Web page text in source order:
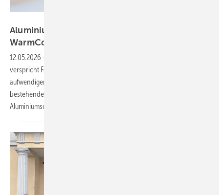
Aluminium trifft PVC: Kömmerling launcht
WarmCore-Plattform
12.05.2026 -
verspricht Fensterbauern eine vereinfachte Fertigung: Statt
aufwendiger Aluminiumverarbeitung sollen die Profile auf der
bestehenden PVC-Linie geschweißt werden können. Die
Aluminiumschale wird bereits werkseitig